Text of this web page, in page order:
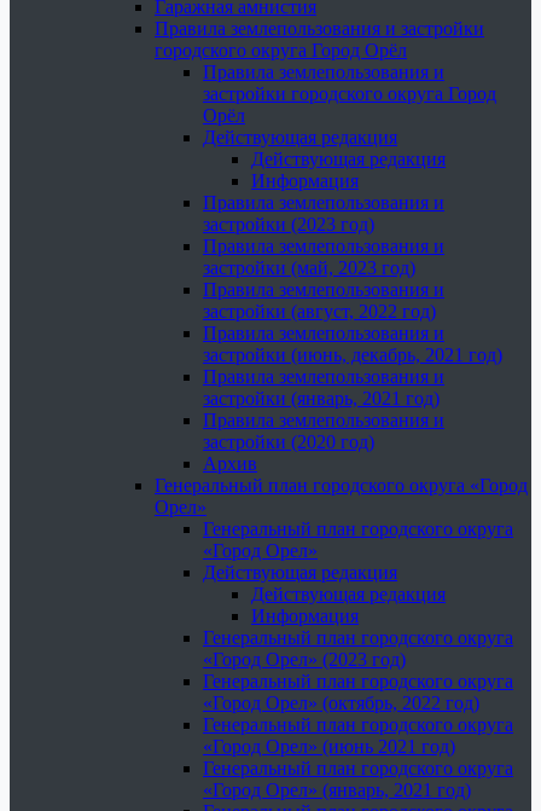
Гаражная амнистия
Правила землепользования и застройки
городского округа Город Орёл
Правила землепользования и
застройки городского округа Город
Орёл
Действующая редакция
Действующая редакция
Информация
Правила землепользования и
застройки (2023 год)
Правила землепользования и
застройки (май, 2023 год)
Правила землепользования и
застройки (август, 2022 год)
Правила землепользования и
застройки (июнь, декабрь, 2021 год)
Правила землепользования и
застройки (январь, 2021 год)
Правила землепользования и
застройки (2020 год)
Архив
Генеральный план городского округа «Город
Орел»
Генеральный план городского округа
«Город Орел»
Действующая редакция
Действующая редакция
Информация
Генеральный план городского округа
«Город Орел» (2023 год)
Генеральный план городского округа
«Город Орел» (октябрь, 2022 год)
Генеральный план городского округа
«Город Орел» (июнь 2021 год)
Генеральный план городского округа
«Город Орел» (январь, 2021 год)